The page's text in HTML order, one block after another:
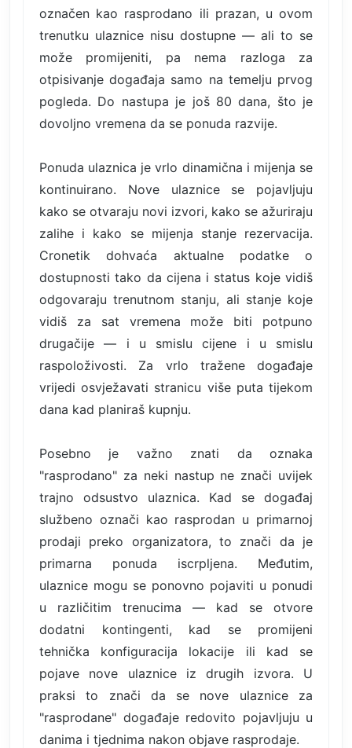
označen kao rasprodano ili prazan, u ovom
trenutku ulaznice nisu dostupne — ali to se
može promijeniti, pa nema razloga za
otpisivanje događaja samo na temelju prvog
pogleda. Do nastupa je još 80 dana, što je
dovoljno vremena da se ponuda razvije.
Ponuda ulaznica je vrlo dinamična i mijenja se
kontinuirano. Nove ulaznice se pojavljuju
kako se otvaraju novi izvori, kako se ažuriraju
zalihe i kako se mijenja stanje rezervacija.
Cronetik dohvaća aktualne podatke o
dostupnosti tako da cijena i status koje vidiš
odgovaraju trenutnom stanju, ali stanje koje
vidiš za sat vremena može biti potpuno
drugačije — i u smislu cijene i u smislu
raspoloživosti. Za vrlo tražene događaje
vrijedi osvježavati stranicu više puta tijekom
dana kad planiraš kupnju.
Posebno je važno znati da oznaka
"rasprodano" za neki nastup ne znači uvijek
trajno odsustvo ulaznica. Kad se događaj
službeno označi kao rasprodan u primarnoj
prodaji preko organizatora, to znači da je
primarna ponuda iscrpljena. Međutim,
ulaznice mogu se ponovno pojaviti u ponudi
u različitim trenucima — kad se otvore
dodatni kontingenti, kad se promijeni
tehnička konfiguracija lokacije ili kad se
pojave nove ulaznice iz drugih izvora. U
praksi to znači da se nove ulaznice za
"rasprodane" događaje redovito pojavljuju u
danima i tjednima nakon objave rasprodaje.